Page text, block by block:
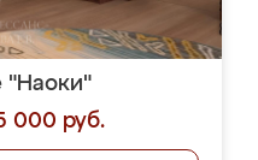
"Наоки"
000 руб.